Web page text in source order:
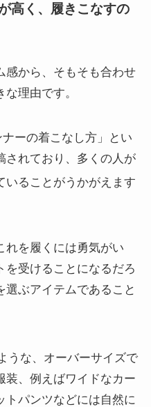
高く、履きこなすの
感から、そもそも合わせ
理由です。
ーの着こなし方」とい
されており、多くの人が
いることがうかがえます
れを履くには勇気がい
を受けることになるだろ
選ぶアイテムであること
うな、オーバーサイズで
装、例えばワイドなカー
トパンツなどには自然に